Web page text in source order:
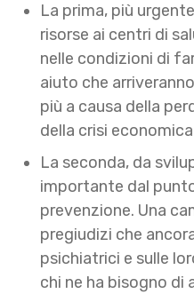
La prima, più
risorse ai centri di
nelle condizioni di
aiuto che
più a causa della
della crisi
La seconda, da
importante dal
prevenzione. Una
pregiudizi che
psichiatrici e sulle
chi ne ha bisogno di